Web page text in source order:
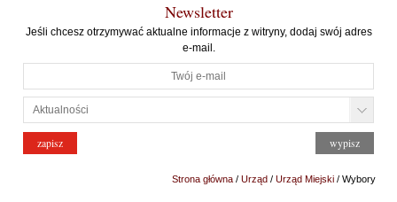
Newsletter
Jeśli chcesz otrzymywać aktualne informacje z witryny, dodaj swój adres
e-mail.
Strona główna/ Urząd/ Urząd Miejski/ Wybory